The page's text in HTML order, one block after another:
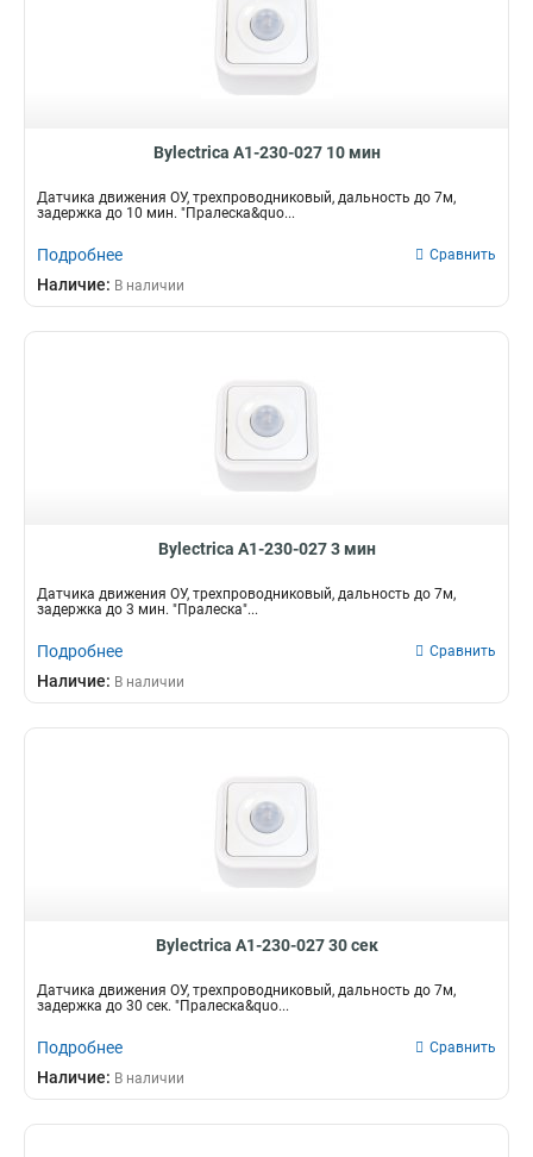
Bylectrica А1-230-027 10 мин
Датчика движения ОУ, трехпроводниковый, дальность до 7м,
задержка до 10 мин. "Пралеска&quo...
Подробнее Сравнить
Наличие: В наличии
Bylectrica А1-230-027 3 мин
Датчика движения ОУ, трехпроводниковый, дальность до 7м,
задержка до 3 мин. "Пралеска"...
Подробнее Сравнить
Наличие: В наличии
Bylectrica А1-230-027 30 сек
Датчика движения ОУ, трехпроводниковый, дальность до 7м,
задержка до 30 сек. "Пралеска&quo...
Подробнее Сравнить
Наличие: В наличии